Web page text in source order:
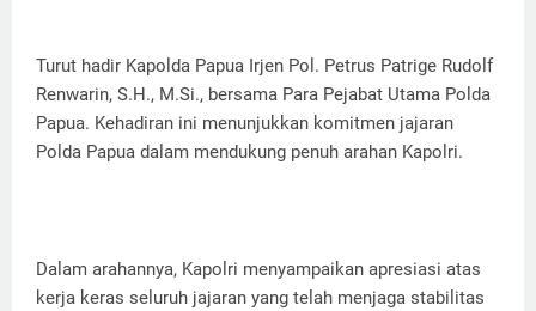
Turut hadir Kapolda Papua Irjen Pol. Petrus Patrige Rudolf
Renwarin, S.H., M.Si., bersama Para Pejabat Utama Polda
Papua. Kehadiran ini menunjukkan komitmen jajaran
Polda Papua dalam mendukung penuh arahan Kapolri.
Dalam arahannya, Kapolri menyampaikan apresiasi atas
kerja keras seluruh jajaran yang telah menjaga stabilitas